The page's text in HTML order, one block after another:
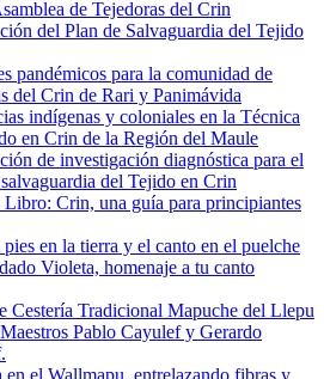
de Tejedoras del Crin
del Plan de Salvaguardia del Tejido
pandémicos para la comunidad de
del Crin de Rari y Panimávida
indígenas y coloniales en la Técnica
en Crin de la Región del Maule
de investigación diagnóstica para el
del Tejido en Crin
Crin, una guía para principiantes
en la tierra y el canto en el puelche
Violeta, homenaje a tu canto
Cestería Tradicional Mapuche del Llepu
Pablo Cayulef y Gerardo
en el Wallmapu, entrelazando fibras y